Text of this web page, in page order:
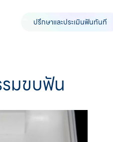
ปรึกษาและประเมินฟันทันที
มขบฟัน